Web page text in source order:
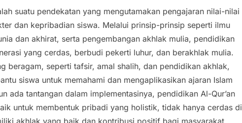
suatu pendekatan yang mengutamakan pengajaran nilai-nilai
dan kepribadian siswa. Melalui prinsip-prinsip seperti ilmu
dan akhirat, serta pengembangan akhlak mulia, pendidikan
yang cerdas, berbudi pekerti luhur, dan berakhlak mulia.
beragam, seperti tafsir, amal shalih, dan pendidikan akhlak,
siswa untuk memahami dan mengaplikasikan ajaran Islam
ada tantangan dalam implementasinya, pendidikan Al-Qur’an
untuk membentuk pribadi yang holistik, tidak hanya cerdas di
akhlak yang baik dan kontribusi positif bagi masyarakat.